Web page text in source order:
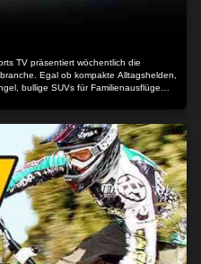
TV präsentiert wöchentlich die
Egal ob kompakte Alltagshelden,
bullige SUVs für Familienausflüge
von heute und morgen.